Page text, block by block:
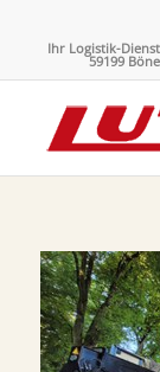
Ihr Logistik-
59199